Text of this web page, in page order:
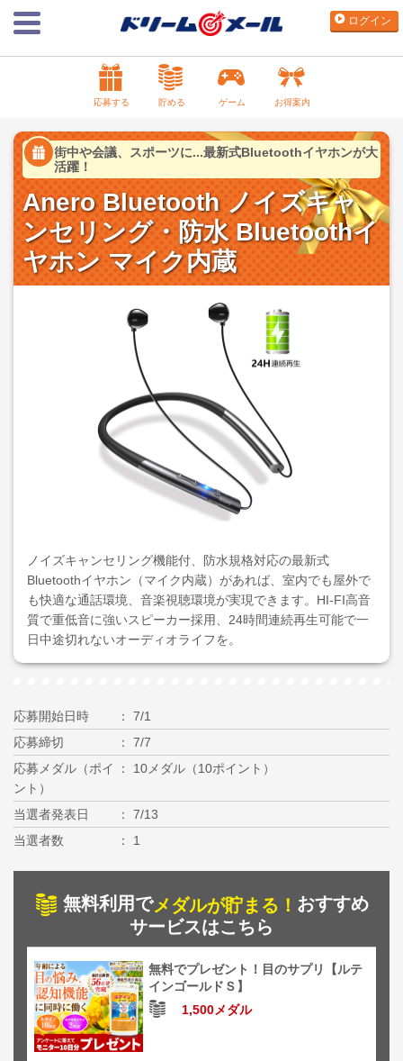
ログイン
応募する 貯める ゲーム お得案内
街中や会議、スポーツに...最新式Bluetoothイヤホンが大
活躍！
Anero Bluetooth ノイズキャ
ンセリング・防水 Bluetoothイ
ヤホン マイク内蔵
ノイズキャンセリング機能付、防水規格対応の最新式
Bluetoothイヤホン（マイク内蔵）があれば、室内でも屋外で
も快適な通話環境、音楽視聴環境が実現できます。HI-FI高音
質で重低音に強いスピーカー採用、24時間連続再生可能で一
日中途切れないオーディオライフを。
応募開始日時
7/1
応募締切
7/7
応募メダル（ポイ
ント）
10メダル（10ポイント）
当選者発表日
7/13
当選者数
1
無料利用でメダルが貯まる！ おすすめ
サービスはこちら
無料でプレゼント！目のサプリ【ルテ
インゴールドＳ】
1,500メダル